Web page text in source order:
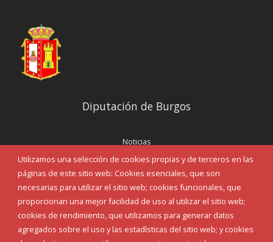
Utilizamos una selección de cookies propias y de terceros en las
páginas de este sitio web: Cookies esenciales, que son
necesarias para utilizar el sitio web; cookies funcionales, que
proporcionan una mejor facilidad de uso al utilizar el sitio web;
cookies de rendimiento, que utilizamos para generar datos
agregados sobre el uso y las estadísticas del sitio web; y cookies
Diputación de Burgos
Noticias
Eventos
Corporación Municipal
Teléfonos de interés
INICIAR SESIÓN
MAPA WEB